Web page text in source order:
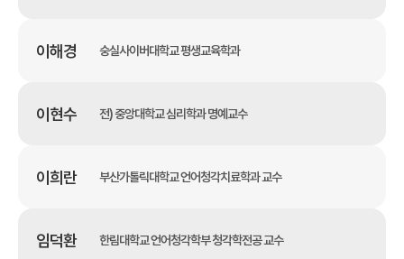
이해경 숭실사이버대학교 평생교육학과
이현수 전) 중앙대학교 심리학과 명예교수
이희란 부산가톨릭대학교 언어청각치료학과 교수
임덕환 한림대학교 언어청각학부 청각학전공 교수